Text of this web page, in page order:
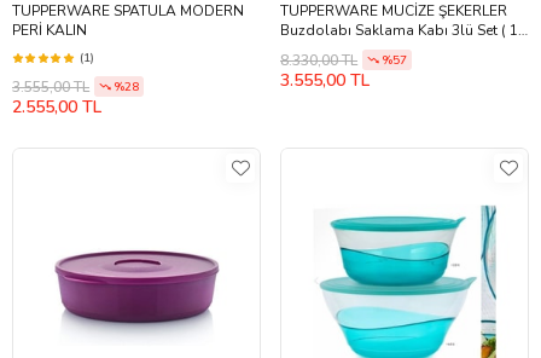
TUPPERWARE SPATULA MODERN
PERİ KALIN
(1)
3.555,00 TL %28
2.555,00 TL
TUPPERWARE MUCİZE ŞEKERLER
Buzdolabı Saklama Kabı 3lü Set ( 1
lt, 1.5 lt, 2lt) (Mavi)
8.330,00 TL %57
3.555,00 TL